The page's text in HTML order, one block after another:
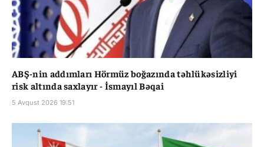
ABŞ-nin addımları Hörmüz boğazında təhlükəsizliyi
risk altında saxlayır - İsmayıl Bəqai
5 Avqust 2026 19:51